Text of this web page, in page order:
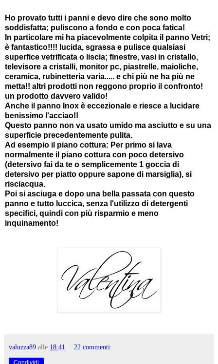
Ho provato tutti i panni e devo dire che sono molto
soddisfatta; puliscono a fondo e con poca fatica!
In particolare mi ha piacevolmente colpita il panno Vetri;
è fantastico!!!! lucida, sgrassa e pulisce qualsiasi
superfice vetrificata o liscia; finestre, vasi in cristallo,
televisore a cristalli, monitor pc, piastrelle, maioliche,
ceramica, rubinetteria varia..... e chi più ne ha più ne
metta!! altri prodotti non reggono proprio il confronto!
un prodotto davvero valido!
Anche il panno Inox è eccezionale e riesce a lucidare
benissimo l'acciao!!
Questo panno non va usato umido ma asciutto e su una
superficie precedentemente pulita.
Ad esempio il piano cottura: Per primo si lava
normalmente il piano cottura con poco detersivo
(detersivo fai da te o semplicemente 1 goccia di
detersivo per piatto oppure sapone di marsiglia), si
risciacqua.
Poi si asciuga e dopo una bella passata con questo
panno e tutto luccica, senza l'utilizzo di detergenti
specifici, quindi con più risparmio e meno
inquinamento!
valuzza89 alle 18:41 22 commenti:
Condividi